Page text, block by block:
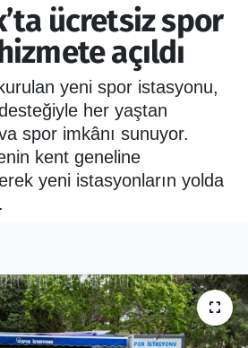
ücretsiz spor
açıldı
yeni spor istasyonu,
her yaştan
spor imkânı sunuyor.
kent geneline
yeni istasyonların yolda
Haritası
Fikstür